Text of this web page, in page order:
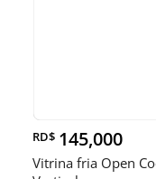
RD$ 145,000
Vitrina fria Open